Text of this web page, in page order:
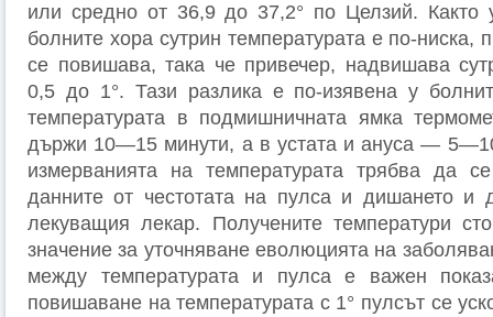
или средно от 36,9 до 37,2° по Целзий. Както
болните хора сутрин температурата е по-ниска,
се повишава, така че привечер, надвишава
0,5 до 1°. Тази разлика е по-изявена у
температурата в подмишничната ямка
държи 10—15 минути, а в устата и ануса —
измерванията на температурата трябва да
данните от честотата на пулса и дишането и
лекуващия лекар. Получените температури
значение за уточняване еволюцията на
между температурата и пулса е важен
повишаване на температурата с 1° пулсът се